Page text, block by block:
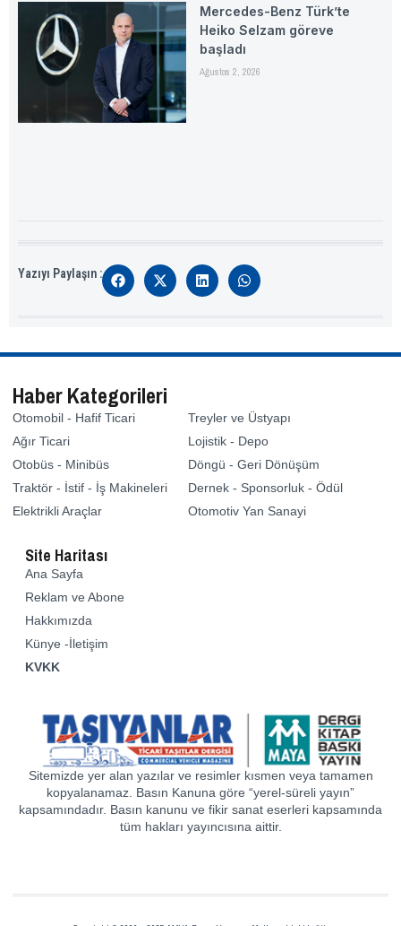
Mercedes-Benz Türk’te
Heiko Selzam göreve
başladı
Ağustos 2, 2026
Yazıyı Paylaşın :
Haber Kategorileri
Otomobil - Hafif Ticari
Ağır Ticari
Otobüs - Minibüs
Traktör - İstif - İş Makineleri
Elektrikli Araçlar
Treyler ve Üstyapı
Lojistik - Depo
Döngü - Geri Dönüşüm
Dernek - Sponsorluk - Ödül
Otomotiv Yan Sanayi
Site Haritası
Ana Sayfa
Reklam ve Abone
Hakkımızda
Künye -İletişim
KVKK
Sitemizde yer alan yazılar ve resimler kısmen veya tamamen
kopyalanamaz. Basın Kanuna göre “yerel-süreli yayın”
kapsamındadır. Basın kanunu ve fikir sanat eserleri kapsamında
tüm hakları yayıncısına aittir.